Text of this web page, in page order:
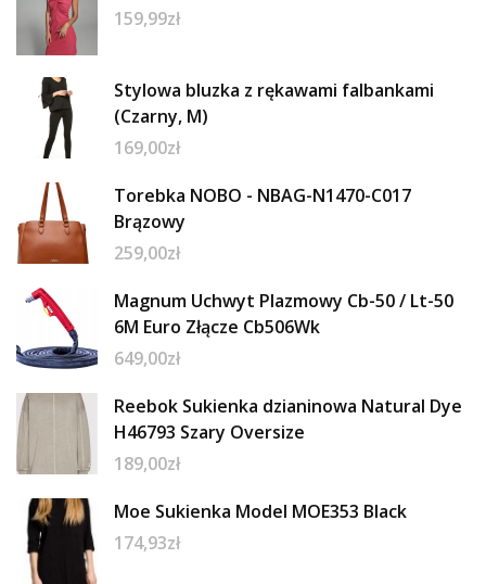
159,99zł
Stylowa bluzka z rękawami falbankami
(Czarny, M)
169,00zł
Torebka NOBO - NBAG-N1470-C017
Brązowy
259,00zł
Magnum Uchwyt Plazmowy Cb-50 / Lt-50
6M Euro Złącze Cb506Wk
649,00zł
Reebok Sukienka dzianinowa Natural Dye
H46793 Szary Oversize
189,00zł
Moe Sukienka Model MOE353 Black
174,93zł